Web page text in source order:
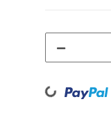
Loading...